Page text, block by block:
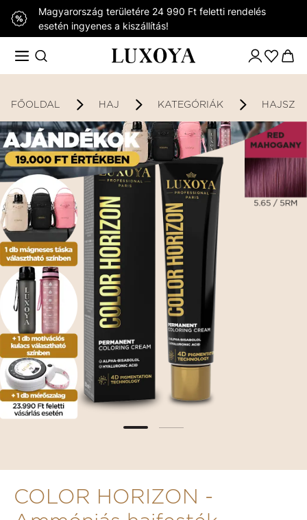
Magyarország területére 24 990 Ft feletti rendelés
esetén ingyenes a kiszállítás!
FŐOLDAL HAJ KATEGÓRIÁK
COLOR HORIZON -